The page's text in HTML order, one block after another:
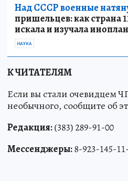
Над СССР военные
пришельцев: как страна
искала и изучала
НАУКА
К ЧИТАТЕЛЯМ
Если вы стали очевидцем
необычного, сообщите об
Редакция:(383) 289-91-00
Мессенджеры:8-923-145-